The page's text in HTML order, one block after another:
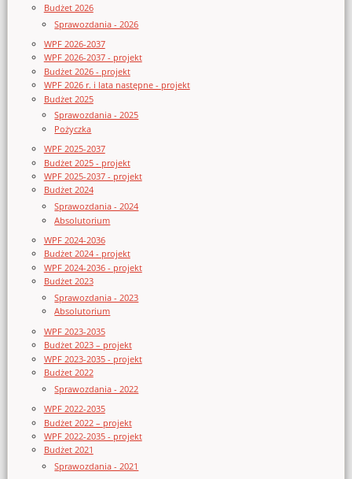
Budżet 2026
Sprawozdania - 2026
WPF 2026-2037
WPF 2026-2037 - projekt
Budżet 2026 - projekt
WPF 2026 r. i lata następne - projekt
Budżet 2025
Sprawozdania - 2025
Pożyczka
WPF 2025-2037
Budżet 2025 - projekt
WPF 2025-2037 - projekt
Budżet 2024
Sprawozdania - 2024
Absolutorium
WPF 2024-2036
Budżet 2024 - projekt
WPF 2024-2036 - projekt
Budżet 2023
Sprawozdania - 2023
Absolutorium
WPF 2023-2035
Budżet 2023 – projekt
WPF 2023-2035 - projekt
Budżet 2022
Sprawozdania - 2022
WPF 2022-2035
Budżet 2022 – projekt
WPF 2022-2035 - projekt
Budżet 2021
Sprawozdania - 2021